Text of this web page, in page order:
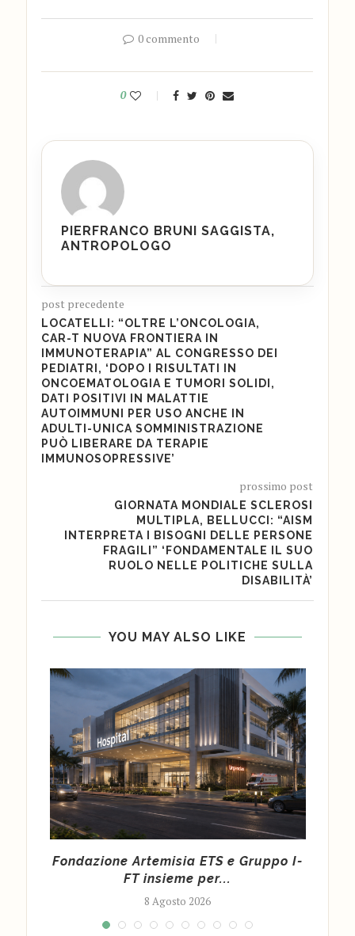
0 commento
0
PIERFRANCO BRUNI SAGGISTA,
ANTROPOLOGO
post precedente
LOCATELLI: “OLTRE L’ONCOLOGIA,
CAR-T NUOVA FRONTIERA IN
IMMUNOTERAPIA” AL CONGRESSO DEI
PEDIATRI, ‘DOPO I RISULTATI IN
ONCOEMATOLOGIA E TUMORI SOLIDI,
DATI POSITIVI IN MALATTIE
AUTOIMMUNI PER USO ANCHE IN
ADULTI-UNICA SOMMINISTRAZIONE
PUÒ LIBERARE DA TERAPIE
IMMUNOSOPRESSIVE’
prossimo post
GIORNATA MONDIALE SCLEROSI
MULTIPLA, BELLUCCI: “AISM
INTERPRETA I BISOGNI DELLE PERSONE
FRAGILI” ‘FONDAMENTALE IL SUO
RUOLO NELLE POLITICHE SULLA
DISABILITÀ’
YOU MAY ALSO LIKE
Fondazione Artemisia ETS e Gruppo I-
FT insieme per...
8 Agosto 2026